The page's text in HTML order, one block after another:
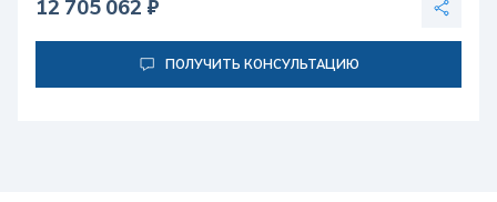
12 705 062 ₽
ПОЛУЧИТЬ КОНСУЛЬТАЦИЮ